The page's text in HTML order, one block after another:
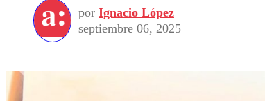
por Ignacio López
septiembre 06, 2025